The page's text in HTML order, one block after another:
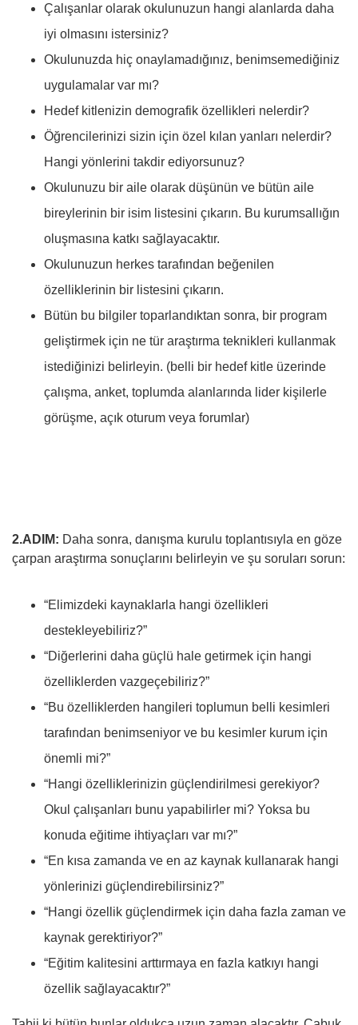
Çalışanlar olarak okulunuzun hangi alanlarda daha
iyi olmasını istersiniz?
Okulunuzda hiç onaylamadığınız, benimsemediğiniz
uygulamalar var mı?
Hedef kitlenizin demografik özellikleri nelerdir?
Öğrencilerinizi sizin için özel kılan yanları nelerdir?
Hangi yönlerini takdir ediyorsunuz?
Okulunuzu bir aile olarak düşünün ve bütün aile
bireylerinin bir isim listesini çıkarın. Bu kurumsallığın
oluşmasına katkı sağlayacaktır.
Okulunuzun herkes tarafından beğenilen
özelliklerinin bir listesini çıkarın.
Bütün bu bilgiler toparlandıktan sonra, bir program
geliştirmek için ne tür araştırma teknikleri kullanmak
istediğinizi belirleyin. (belli bir hedef kitle üzerinde
çalışma, anket, toplumda alanlarında lider kişilerle
görüşme, açık oturum veya forumlar)
2.ADIM: Daha sonra, danışma kurulu toplantısıyla en göze
çarpan araştırma sonuçlarını belirleyin ve şu soruları sorun:
“Elimizdeki kaynaklarla hangi özellikleri
destekleyebiliriz?”
“Diğerlerini daha güçlü hale getirmek için hangi
özelliklerden vazgeçebiliriz?”
“Bu özelliklerden hangileri toplumun belli kesimleri
tarafından benimseniyor ve bu kesimler kurum için
önemli mi?”
“Hangi özelliklerinizin güçlendirilmesi gerekiyor?
Okul çalışanları bunu yapabilirler mi? Yoksa bu
konuda eğitime ihtiyaçları var mı?”
“En kısa zamanda ve en az kaynak kullanarak hangi
yönlerinizi güçlendirebilirsiniz?”
“Hangi özellik güçlendirmek için daha fazla zaman ve
kaynak gerektiriyor?”
“Eğitim kalitesini arttırmaya en fazla katkıyı hangi
özellik sağlayacaktır?”